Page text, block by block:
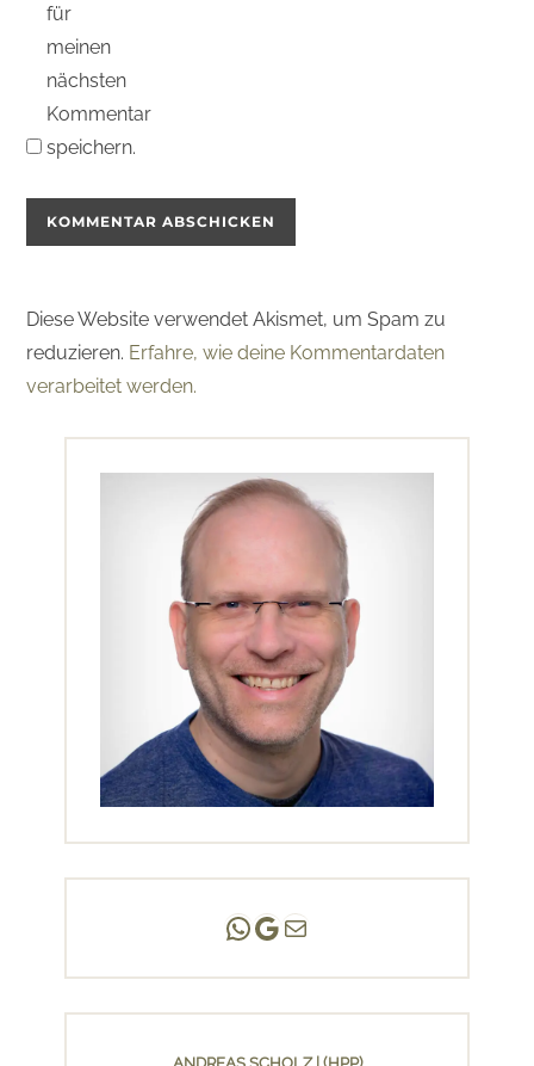
für
meinen
nächsten
Kommentar
speichern.
Diese Website verwendet Akismet, um Spam zu
reduzieren. Erfahre, wie deine Kommentardaten
verarbeitet werden.
Andreas Scholz | (HPP)
Praxis Adlershof
E-Mail an mich ...